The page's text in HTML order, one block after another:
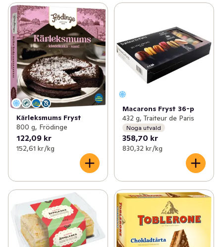
Kärleksmums Fryst
800 g, Frödinge
122,09 kr
152,61 kr /kg
Macarons Fryst 36-p
432 g, Traiteur de Paris
Noga utvald
358,70 kr
830,32 kr /kg